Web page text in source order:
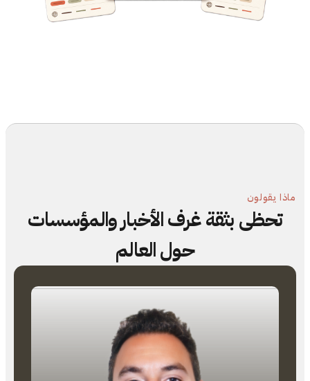
ماذا يقولون
تحظى بثقة غرف الأخبار والمؤسسات
حول العالم